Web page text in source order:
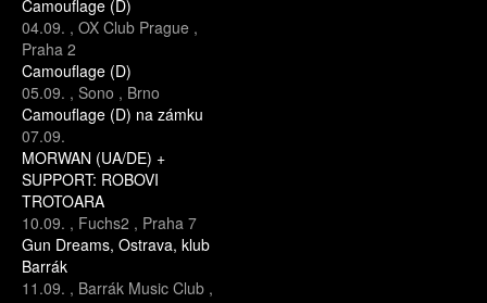
Camouflage (D)
04.09. , OX Club Prague ,
Praha 2
Camouflage (D)
05.09. , Sono , Brno
Camouflage (D) na zámku
07.09.
MORWAN (UA/DE) +
SUPPORT: ROBOVI
TROTOARA
10.09. , Fuchs2 , Praha 7
Gun Dreams, Ostrava, klub
Barrák
11.09. , Barrák Music Club ,